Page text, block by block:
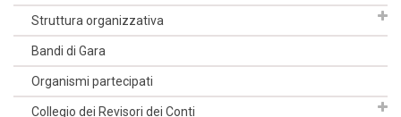
Struttura organizzativa
Bandi di Gara
Organismi partecipati
Collegio dei Revisori dei Conti